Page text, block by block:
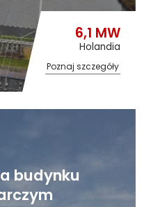
6,1 MW
Holandia
Poznaj szczegóły
budynku